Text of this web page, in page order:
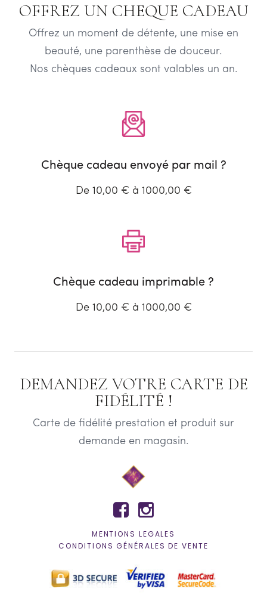
OFFREZ UN CHEQUE CADEAU
Offrez un moment de détente, une mise en
beauté, une parenthèse de douceur.
Nos chèques cadeaux sont valables un an.
Chèque cadeau envoyé par mail ?
De 10,00 € à 1000,00 €
Chèque cadeau imprimable ?
De 10,00 € à 1000,00 €
DEMANDEZ VOTRE CARTE DE
FIDÉLITÉ !
Carte de fidélité prestation et produit sur
demande en magasin.
 
MENTIONS LEGALES
CONDITIONS GÉNÉRALES DE VENTE